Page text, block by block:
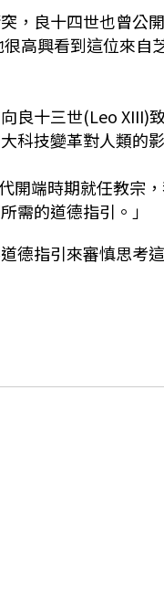
，良十四世也曾公
高興看到這位來
良十三世(Leo XIII)
科技變革對人類的
開端時期就任教宗
需的道德指引。」
德指引來審慎思考